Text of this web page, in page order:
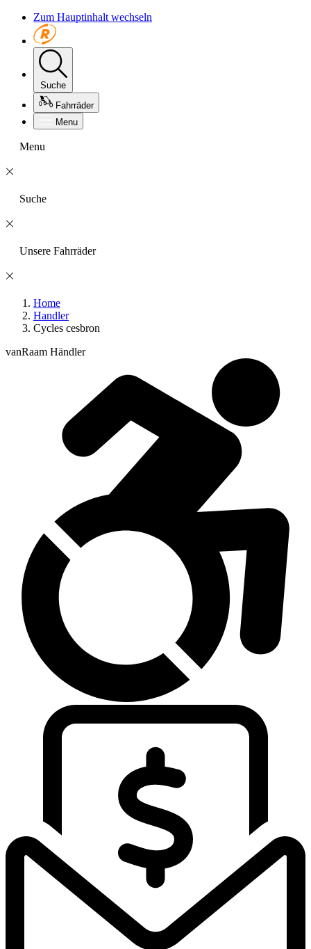
Zum Hauptinhalt wechseln
Suche
Fahrräder
Menu
Menu
Suche
Unsere Fahrräder
Home
Handler
Cycles cesbron
vanRaam Händler